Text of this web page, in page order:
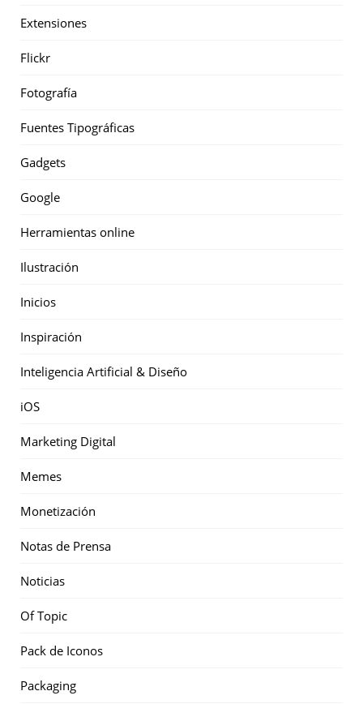
Extensiones
Flickr
Fotografía
Fuentes Tipográficas
Gadgets
Google
Herramientas online
Ilustración
Inicios
Inspiración
Inteligencia Artificial & Diseño
iOS
Marketing Digital
Memes
Monetización
Notas de Prensa
Noticias
Of Topic
Pack de Iconos
Packaging